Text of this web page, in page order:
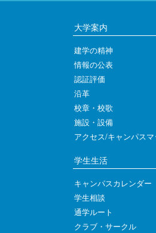
大学案内
建学の精神
情報の公表
認証評価
沿革
校章・校歌
施設・設備
アクセス/キャンパス
学生生活
キャンパスカレンダー
学生相談
通学ルート
クラブ・サークル